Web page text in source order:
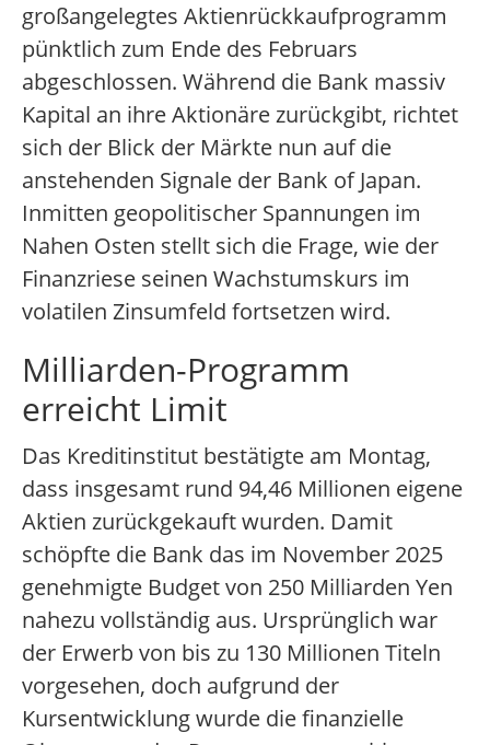
großangelegtes Aktienrückkaufprogramm
pünktlich zum Ende des Februars
abgeschlossen. Während die Bank massiv
Kapital an ihre Aktionäre zurückgibt, richtet
sich der Blick der Märkte nun auf die
anstehenden Signale der Bank of Japan.
Inmitten geopolitischer Spannungen im
Nahen Osten stellt sich die Frage, wie der
Finanzriese seinen Wachstumskurs im
volatilen Zinsumfeld fortsetzen wird.
Milliarden-Programm
erreicht Limit
Das Kreditinstitut bestätigte am Montag,
dass insgesamt rund 94,46 Millionen eigene
Aktien zurückgekauft wurden. Damit
schöpfte die Bank das im November 2025
genehmigte Budget von 250 Milliarden Yen
nahezu vollständig aus. Ursprünglich war
der Erwerb von bis zu 130 Millionen Titeln
vorgesehen, doch aufgrund der
Kursentwicklung wurde die finanzielle